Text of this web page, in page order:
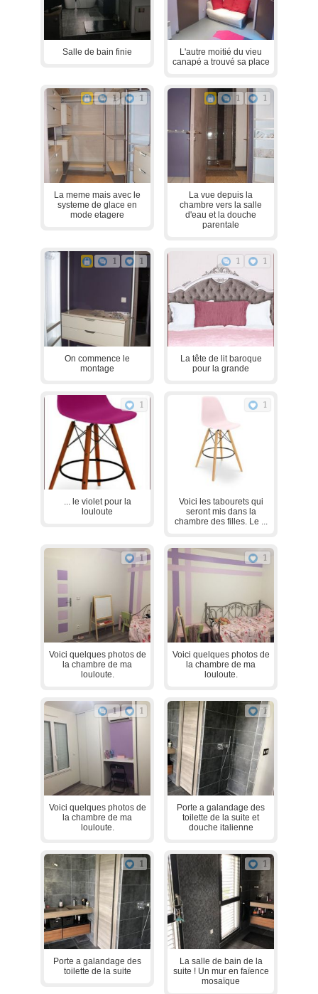
Salle de bain finie
L'autre moitié du vieu
canapé a trouvé sa place
1 1
La meme mais avec le
systeme de glace en
mode etagere
1 1
La vue depuis la
chambre vers la salle
d'eau et la douche
parentale
1 1
On commence le
montage
1 1
La tête de lit baroque
pour la grande
1
... le violet pour la
louloute
1
Voici les tabourets qui
seront mis dans la
chambre des filles. Le ...
1
Voici quelques photos de
la chambre de ma
louloute.
1
Voici quelques photos de
la chambre de ma
louloute.
1 1
Voici quelques photos de
la chambre de ma
louloute.
1
Porte a galandage des
toilette de la suite et
douche italienne
1
Porte a galandage des
toilette de la suite
1
La salle de bain de la
suite ! Un mur en faïence
mosaïque